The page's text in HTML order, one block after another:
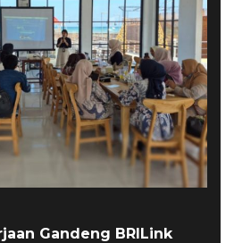
Gandeng BRILink